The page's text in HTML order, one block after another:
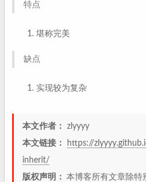
特点
堪称完美
缺点
实现较为复杂
本文作者：
zlyyyy
本文链接：
https://
inherit/
版权声明： 本博客所有文章除特